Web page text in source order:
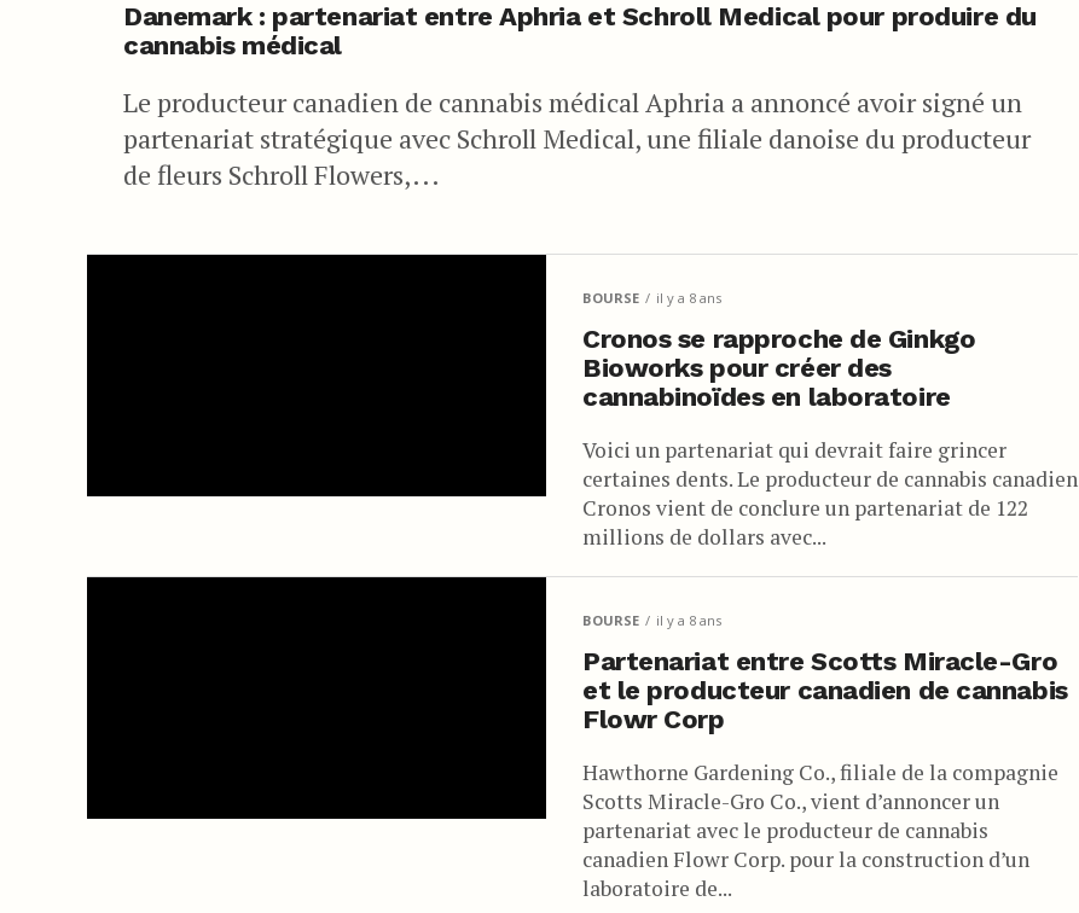
Danemark : partenariat entre Aphria et Schroll Medical pour produire du
cannabis médical
Le producteur canadien de cannabis médical Aphria a annoncé avoir signé un
partenariat stratégique avec Schroll Medical, une filiale danoise du producteur
de fleurs Schroll Flowers,...
BOURSE il y a 8 ans
Cronos se rapproche de Ginkgo
Bioworks pour créer des
cannabinoïdes en laboratoire
Voici un partenariat qui devrait faire grincer
certaines dents. Le producteur de cannabis canadien
Cronos vient de conclure un partenariat de 122
millions de dollars avec...
BOURSE il y a 8 ans
Partenariat entre Scotts Miracle-Gro
et le producteur canadien de cannabis
Flowr Corp
Hawthorne Gardening Co., filiale de la compagnie
Scotts Miracle-Gro Co., vient d’annoncer un
partenariat avec le producteur de cannabis
canadien Flowr Corp. pour la construction d’un
laboratoire de...